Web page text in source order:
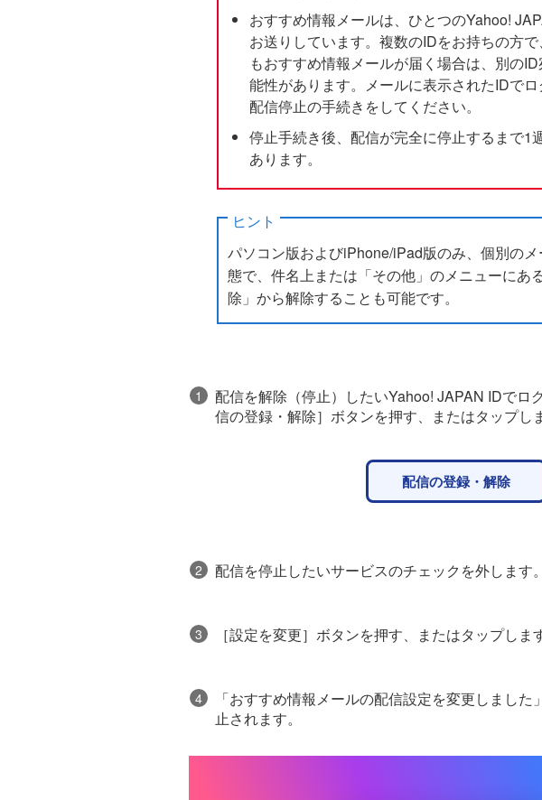
おすすめ情報メールは、ひとつのYahoo!
お送りしています。複数のIDをお持ちの方
もおすすめ情報メールが届く場合は、別の
能性があります。メールに表示されたIDで
配信停止の手続きをしてください。
停止手続き後、配信が完全に停止するまで1
あります。
ヒント
パソコン版およびiPhone/iPad版のみ、個別の
態で、件名上または「その他」のメニューにあ
除」から解除することも可能です。
1
配信を解除（停止）したいYahoo! JAPAN IDでロ
信の登録・解除］ボタンを押す、またはタップし
配信の登録・解除
2 配信を停止したいサービスのチェックを外します。
3 ［設定を変更］ボタンを押す、またはタップします
4
「おすすめ情報メールの配信設定を変更しまし
止されます。